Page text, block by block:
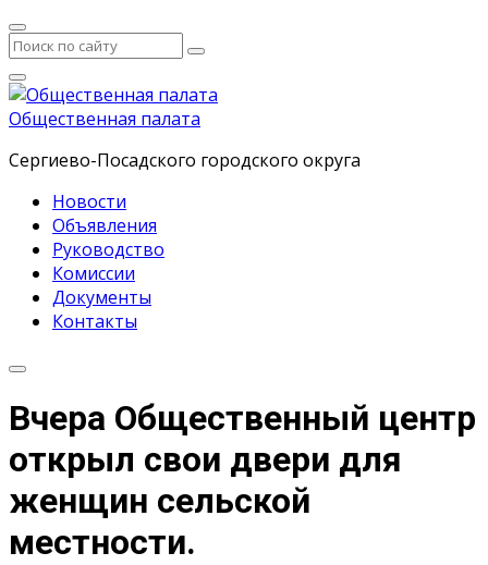
Общественная палата
Сергиево-Посадского городского округа
Новости
Объявления
Руководство
Комиссии
Документы
Контакты
Вчера Общественный центр
открыл свои двери для
женщин сельской
местности.